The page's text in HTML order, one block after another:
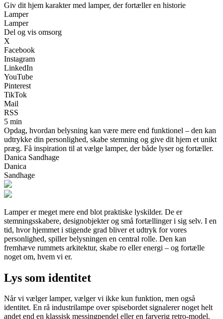
Giv dit hjem karakter med lamper, der fortæller en historie
Lamper
Lamper
Del og vis omsorg
X
Facebook
Instagram
LinkedIn
YouTube
Pinterest
TikTok
Mail
RSS
5 min
Opdag, hvordan belysning kan være mere end funktionel – den kan
udtrykke din personlighed, skabe stemning og give dit hjem et unikt
præg. Få inspiration til at vælge lamper, der både lyser og fortæller.
Danica Sandhage
Danica
Sandhage
Lamper er meget mere end blot praktiske lyskilder. De er
stemningsskabere, designobjekter og små fortællinger i sig selv. I en
tid, hvor hjemmet i stigende grad bliver et udtryk for vores
personlighed, spiller belysningen en central rolle. Den kan
fremhæve rummets arkitektur, skabe ro eller energi – og fortælle
noget om, hvem vi er.
Lys som identitet
Når vi vælger lamper, vælger vi ikke kun funktion, men også
identitet. En rå industrilampe over spisebordet signalerer noget helt
andet end en klassisk messingpendel eller en farverig retro-model.